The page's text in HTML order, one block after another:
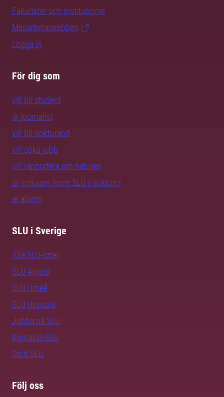
Fakulteter och institutioner
Medarbetarwebben
Logga in
För dig som
vill bli student
är journalist
vill bli doktorand
vill söka jobb
vill rapportera om naturen
är verksam inom SLU:s sektorer
är alumn
SLU i Sverige
Alla SLU-orter
SLU Alnarp
SLU Umeå
SLU Uppsala
Jobba på SLU
Kontakta SLU
Stöd SLU
Följ oss